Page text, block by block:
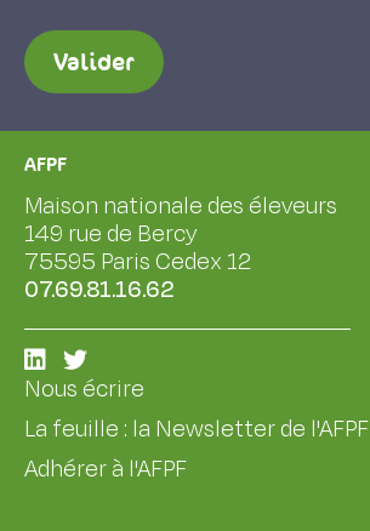
Valider
AFPF
Maison nationale des éleveurs
149 rue de Bercy
75595 Paris Cedex 12
07.69.81.16.62
Nous écrire
La feuille : la Newsletter de l'AFPF
Adhérer à l'AFPF